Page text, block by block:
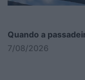
Quando a
7/08/2026